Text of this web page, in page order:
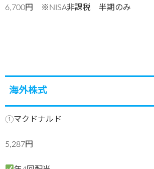
6,700円 ※NISA非課税 半期のみ
海外株式
①マクドナルド
5,287円